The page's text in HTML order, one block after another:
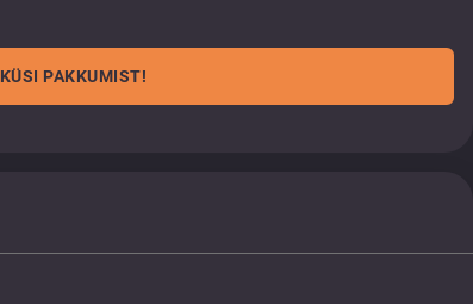
KÜSI PAKKUMIST!